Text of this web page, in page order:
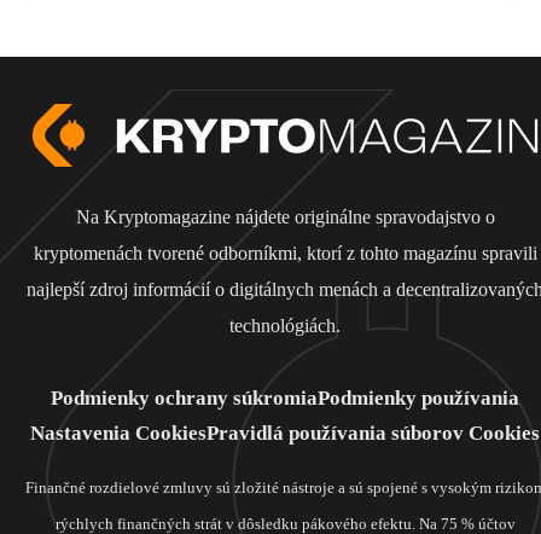
Na Kryptomagazine nájdete originálne spravodajstvo o
kryptomenách tvorené odborníkmi, ktorí z tohto magazínu spravili
najlepší zdroj informácií o digitálnych menách a
technológiách.
Podmienky ochrany súkromiaPodmienky používania
Nastavenia CookiesPravidlá používania súborov Cookies
Finančné rozdielové zmluvy sú zložité nástroje a sú spojené s vysokým
rýchlych finančných strát v dôsledku pákového efektu. Na 75 % účtov